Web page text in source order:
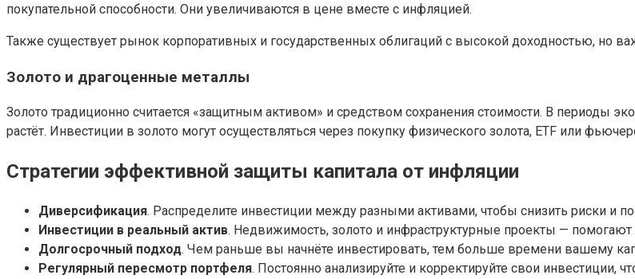
покупательной способности. Они увеличиваются в цене вместе с инфляцией.
Также существует рынок корпоративных и государственных облигаций с высокой доходностью, но
Золото и драгоценные металлы
Золото традиционно считается «защитным активом» и средством сохранения стоимости. В периоды
растёт. Инвестиции в золото могут осуществляться через покупку физического золота, ETF или
Стратегии эффективной защиты капитала от инфляции
Диверсификация. Распределите инвестиции между разными активами, чтобы снизить риски и
Инвестиции в реальный актив. Недвижимость, золото и инфраструктурные проекты — помогают
Долгосрочный подход. Чем раньше вы начнёте инвестировать, тем больше времени вашему
Регулярный пересмотр портфеля. Постоянно анализируйте и корректируйте свои инвестиции,